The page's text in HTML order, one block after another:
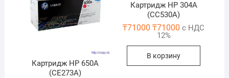
Картридж HP 650A
(CE273A)
Картридж HP 304A
(CC530A)
₸71000 ₸71000 с НДС
12%
В корзину